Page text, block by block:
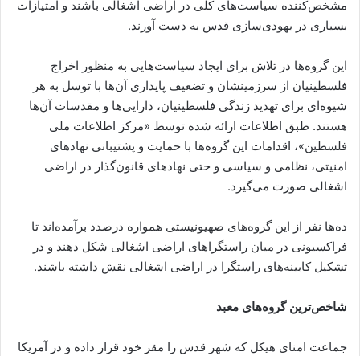
مشخص‌کننده سیاست‌های کلی در اراضی اشغالی باشند و امتیازات
بسیاری در یهودی‌سازی قدس به دست آورند.
این گروه‌ها در تلاش برای ایجاد سیاست‌هایی به منظور اخراج
فلسطینیان از سرزمینشان و تضعیف پایداری آن‌ها با توسل به هر
شیوه‌ای برای تهدید زندگی فلسطینیان، دارایی‌ها و مقدسات آن‌ها
هستند. طبق اطلاعات ارائه شده توسط «مرکز اطلاعات ملی
فلسطین»، اقدامات این گروه‌ها با حمایت و پشتیبانی نهادهای
امنیتی، نظامی و سیاسی و حتی نهادهای قانون‌گذار در اراضی
اشغالی صورت می‌گیرد.
ده‌ها نفر از این گروه‌های صهیونیستی همواره درصدد برآمده‌اند تا
فراکسیونی در میان راستگراهای اراضی اشغالی شکل دهند و در
تشکیل کابینه‌های راستگرا در اراضی اشغالی نقش داشته باشند.
شاخص‌ترین گروه‌های معبد
جماعت امنای هیکل که شهر قدس را مقر خود قرار داده و در آمریکا